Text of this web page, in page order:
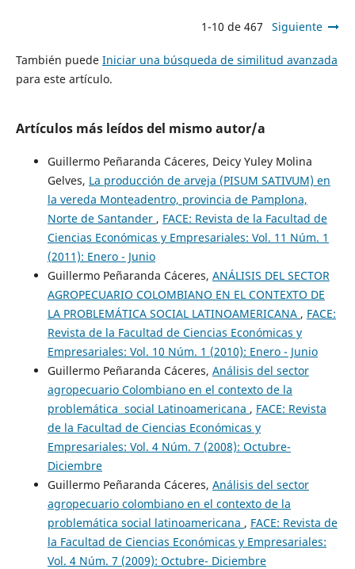
1-10 de 467 Siguiente
También puede Iniciar una búsqueda de similitud avanzada
para este artículo.
Artículos más leídos del mismo autor/a
Guillermo Peñaranda Cáceres, Deicy Yuley Molina
Gelves, La producción de arveja (PISUM SATIVUM) en
la vereda Monteadentro, provincia de Pamplona,
Norte de Santander , FACE: Revista de la Facultad de
Ciencias Económicas y Empresariales: Vol. 11 Núm. 1
(2011): Enero - Junio
Guillermo Peñaranda Cáceres, ANÁLISIS DEL SECTOR
AGROPECUARIO COLOMBIANO EN EL CONTEXTO DE
LA PROBLEMÁTICA SOCIAL LATINOAMERICANA , FACE:
Revista de la Facultad de Ciencias Económicas y
Empresariales: Vol. 10 Núm. 1 (2010): Enero - Junio
Guillermo Peñaranda Cáceres, Análisis del sector
agropecuario Colombiano en el contexto de la
problemática social Latinoamericana , FACE: Revista
de la Facultad de Ciencias Económicas y
Empresariales: Vol. 4 Núm. 7 (2008): Octubre-
Diciembre
Guillermo Peñaranda Cáceres, Análisis del sector
agropecuario colombiano en el contexto de la
problemática social latinoamericana , FACE: Revista de
la Facultad de Ciencias Económicas y Empresariales:
Vol. 4 Núm. 7 (2009): Octubre- Diciembre